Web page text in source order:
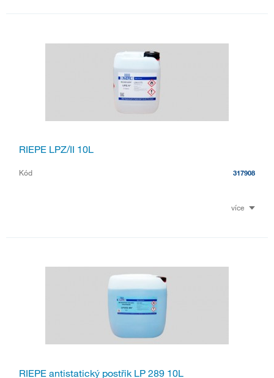
RIEPE LPZ/II 10L
Kód 317908
více
RIEPE antistatický postřik LP 289 10L